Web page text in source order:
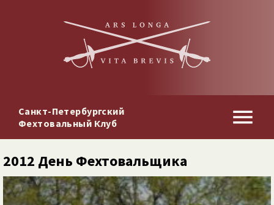
Санкт-Петербургский
Фехтовальный Клуб
2012 День Фехтовальщика